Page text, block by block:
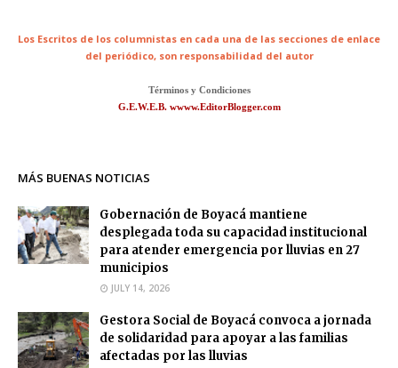
Los Escritos de los columnistas en cada una de las secciones de enlace
del periódico, son responsabilidad del autor
Términos y Condiciones
G.E.W.E.B. wwww.EditorBlogger.com
MÁS BUENAS NOTICIAS
Gobernación de Boyacá mantiene
desplegada toda su capacidad institucional
para atender emergencia por lluvias en 27
municipios
JULY 14, 2026
Gestora Social de Boyacá convoca a jornada
de solidaridad para apoyar a las familias
afectadas por las lluvias